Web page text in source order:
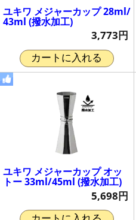
ユキワ メジャーカップ 28ml/
43ml (撥水加工)
3,773円
カートに入れる
ユキワ メジャーカップ オッ
トー 33ml/45ml (撥水加工)
5,698円